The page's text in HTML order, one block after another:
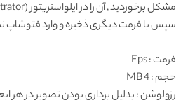
سپس با فرمت دیگری ذخیره و وارد فتوشاپ
فرمت: Eps
حجم : 4 MB
رزولوشن: بدلیل برداری بودن تصویر در هر